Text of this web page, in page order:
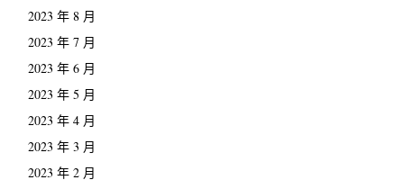
2023 年 8 月
2023 年 7 月
2023 年 6 月
2023 年 5 月
2023 年 4 月
2023 年 3 月
2023 年 2 月